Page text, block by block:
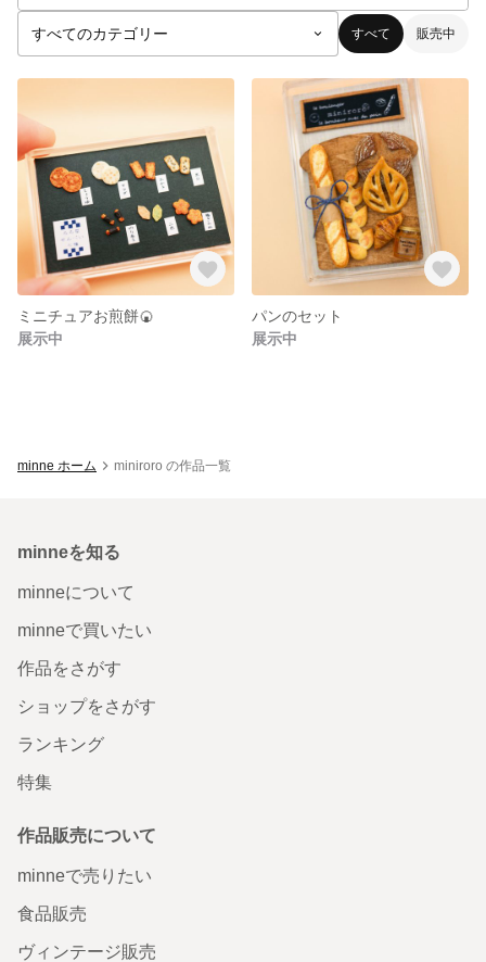
すべて 販売中
ミニチュアお煎餅🍘
展示中
パンのセット
展示中
minne ホーム miniroro の作品一覧
minneを知る
minneについて
minneで買いたい
作品をさがす
ショップをさがす
ランキング
特集
作品販売について
minneで売りたい
食品販売
ヴィンテージ販売